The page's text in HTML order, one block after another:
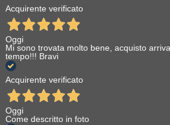
Acquirente verificato
Oggi
Mi sono trovata molto bene, acquisto
tempo!!! Bravi
Acquirente verificato
Oggi
Come descritto in foto